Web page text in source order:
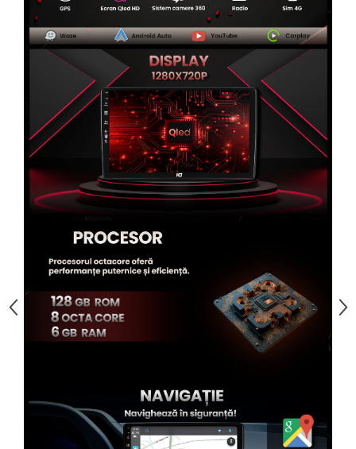
Rame adaptoare Nissan
Rame adaptoare Fiat
Rame adaptoare Hyundai
Rame adaptoare Chevrolet
Rame adaptoare Mitsubishi
Rame adaptoare Jeep
Rame adaptoare Chrysler
Rame adaptoare Dodge
Rame adaptoare Isuzu
Rame adaptoare Iveco
Rame adaptoare Smart